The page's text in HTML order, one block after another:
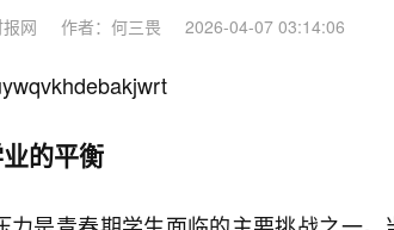
网 作者：何三畏 2026-04-07 03:14:06
的平衡